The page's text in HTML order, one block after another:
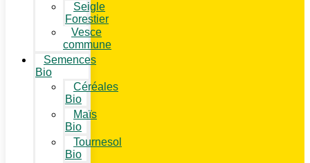
Seigle
Forestier
Vesce
commune
Semences
Bio
Céréales
Bio
Maïs
Bio
Tournesol
Bio